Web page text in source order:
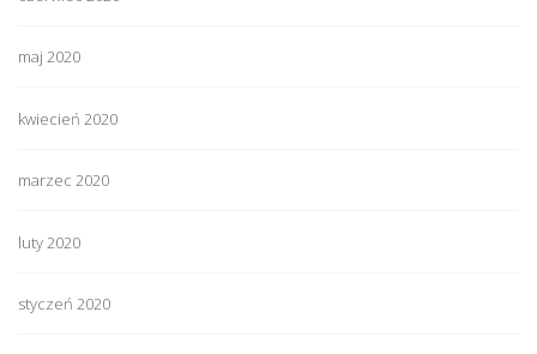
maj 2020
kwiecień 2020
marzec 2020
luty 2020
styczeń 2020